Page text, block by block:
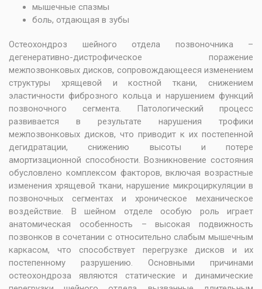
мышечные спазмы
боль, отдающая в зубы
Остеохондроз шейного отдела позвоночника –
дегенеративно-дистрофическое поражение
межпозвонковых дисков, сопровождающееся изменением
структуры хрящевой и костной ткани, снижением
эластичности фиброзного кольца и нарушением функций
позвоночного сегмента. Патологический процесс
развивается в результате нарушения трофики
межпозвонковых дисков, что приводит к их постепенной
дегидратации, снижению высоты и потере
амортизационной способности. Возникновение состояния
обусловлено комплексом факторов, включая возрастные
изменения хрящевой ткани, нарушение микроциркуляции в
позвоночных сегментах и хроническое механическое
воздействие. В шейном отделе особую роль играет
анатомическая особенность – высокая подвижность
позвонков в сочетании с относительно слабым мышечным
каркасом, что способствует перегрузке дисков и их
постепенному разрушению. Основными причинами
остеохондроза являются статические и динамические